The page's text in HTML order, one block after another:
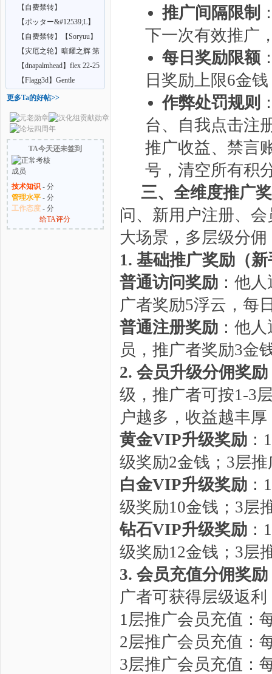
16【自费禁转】
【butre3004】Larger Than
Lus
【ポッター&#12539;L】
喝下药后变得比怪
【自费禁转】【Soryuu】
在巨大娘的家中受雇
【灾厄之轮】暗耀之辉 第
七章（上中）
【dnapalmhead】flex 22-25
【Flagg3d】Gentle
Giantess
更多Ta的好帖>>
TA今天还未签到
技术知识- 分
管理水平- 分
工作态度- 分
给TA评分
推广间隔限制
下一次有效推广
每日奖励限额
日奖励上限6金
作弊处罚规则
台、自我点击注
推广收益、禁言
号，清空所有积
三、全维度推广
问、新用户注册、
大场景，多层级分
1. 基础推广奖励（
普通访问奖励 ：他
广者奖励5浮云，每
普通注册奖励 ：他
员，推广者奖励3金
2. 会员升级分佣奖
级，推广者可按1-3
户越多，收益越丰厚
黄金VIP升级奖励
级奖励2金钱；3层
白金VIP升级奖励
级奖励10金钱；3层
钻石VIP升级奖励
级奖励12金钱；3层
3. 会员充值分佣奖
广者可获得层级返
1层推广会员充值：
2层推广会员充值：
3层推广会员充值：